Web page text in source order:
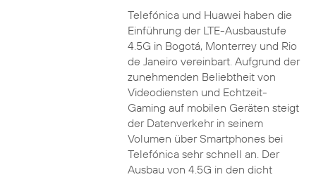
Telefónica und Huawei haben die
Einführung der LTE-Ausbaustufe
4.5G in Bogotá, Monterrey und Rio
de Janeiro vereinbart. Aufgrund der
zunehmenden Beliebtheit von
Videodiensten und Echtzeit-
Gaming auf mobilen Geräten steigt
der Datenverkehr in seinem
Volumen über Smartphones bei
Telefónica sehr schnell an. Der
Ausbau von 4.5G in den dicht